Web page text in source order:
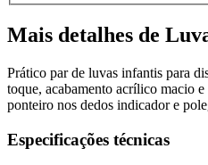
Mais detalhes de
Prático par de luvas infantis para
toque, acabamento acrílico macio
ponteiro nos dedos indicador e
Especificações técnicas